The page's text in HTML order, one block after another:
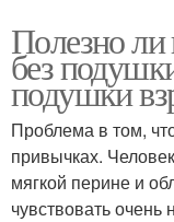
Полезно ли
без
подушки
Проблема в том,
привычках.
мягкой перине и
чувствовать